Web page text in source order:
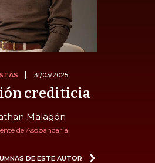
31/03/2025
crediticia
Malagón
de Asobancaria
DE ESTE AUTOR